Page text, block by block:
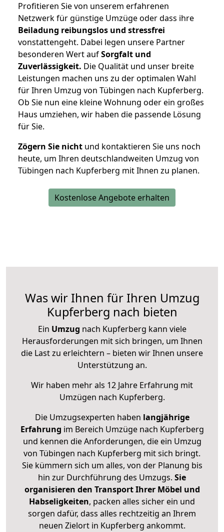
Profitieren Sie von unserem erfahrenen
Netzwerk für günstige Umzüge oder dass ihre
Beiladung reibungslos und stressfrei
vonstattengeht. Dabei legen unsere Partner
besonderen Wert aufSorgfalt und
Zuverlässigkeit. Die Qualität und unser breite
Leistungen machen uns zu der optimalen Wahl
für Ihren Umzug von Tübingen nach Kupferberg.
Ob Sie nun eine kleine Wohnung oder ein großes
Haus umziehen, wir haben die passende Lösung
für Sie.
Zögern Sie nicht und kontaktieren Sie uns noch
heute, um Ihren deutschlandweiten Umzug von
Tübingen nach Kupferberg mit Ihnen zu planen.
Kostenlose Angebote erhalten
Was wir Ihnen für Ihren Umzug
Kupferberg nach bieten
Ein Umzug nach Kupferberg kann viele
Herausforderungen mit sich bringen, um Ihnen
die Last zu erleichtern – bieten wir Ihnen unsere
Unterstützung an.
Wir haben mehr als 12 Jahre Erfahrung mit
Umzügen nach Kupferberg.
Die Umzugsexperten haben langjährige
Erfahrung im Bereich Umzüge nach Kupferberg
und kennen die Anforderungen, die ein Umzug
von Tübingen nach Kupferberg mit sich bringt.
Sie kümmern sich um alles, von der Planung bis
hin zur Durchführung des Umzugs. Sie
organisieren den Transport Ihrer Möbel und
Habseligkeiten, packen alles sicher ein und
sorgen dafür, dass alles rechtzeitig an Ihrem
neuen Zielort in Kupferberg ankommt.